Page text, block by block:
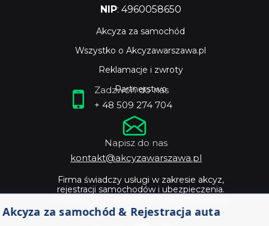
Akcyza za samochód & Rejestracja auta
Firma świadczy usługi w zakresie akcyz,
rejestracji samochodów i ubezpieczenia.
Zadzwoń do nas
+ 48 509 274 704
Napisz do nas
kontakt@akcyzawarszawa.pl
NIP: 4960058650
Akcyza za samochód
Wszystko o Akcyzawarszawa.pl
Reklamacje i zwroty
Partnerstwo